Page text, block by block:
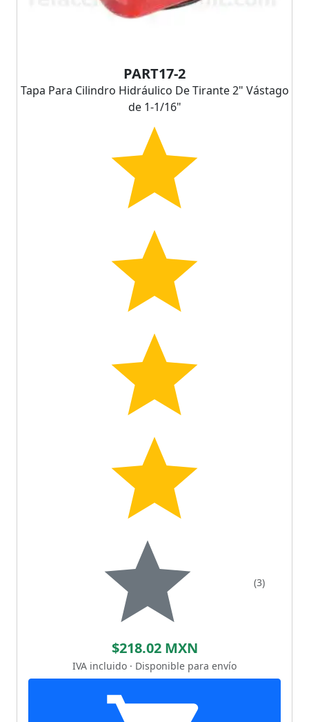
PART17-2
Tapa Para Cilindro Hidráulico De Tirante 2" Vástago
de 1-1/16"
(3)
$218.02 MXN
IVA incluido · Disponible para envío